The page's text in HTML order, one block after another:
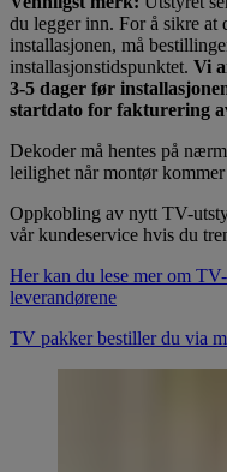
du legger inn. For å sikre at
installasjonen, må
installasjonstidspunktet. Vi
3-5 dager før
startdato for fakturering
Dekoder må hentes på
leilighet når montør
Oppkobling av nytt TV-
vår kundeservice hvis du
Her kan du lese mer om
leverandørene
TV pakker bestiller du via